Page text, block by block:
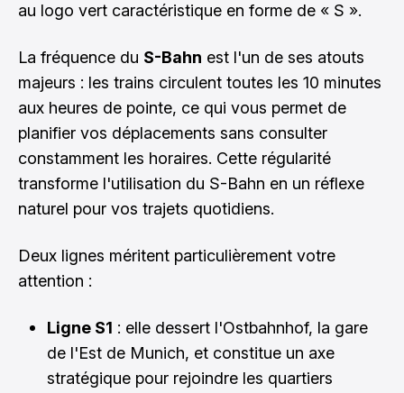
au logo vert caractéristique en forme de « S ».
La fréquence du S-Bahn est l'un de ses atouts
majeurs : les trains circulent toutes les 10 minutes
aux heures de pointe, ce qui vous permet de
planifier vos déplacements sans consulter
constamment les horaires. Cette régularité
transforme l'utilisation du S-Bahn en un réflexe
naturel pour vos trajets quotidiens.
Deux lignes méritent particulièrement votre
attention :
Ligne S1 : elle dessert l'Ostbahnhof, la gare
de l'Est de Munich, et constitue un axe
stratégique pour rejoindre les quartiers